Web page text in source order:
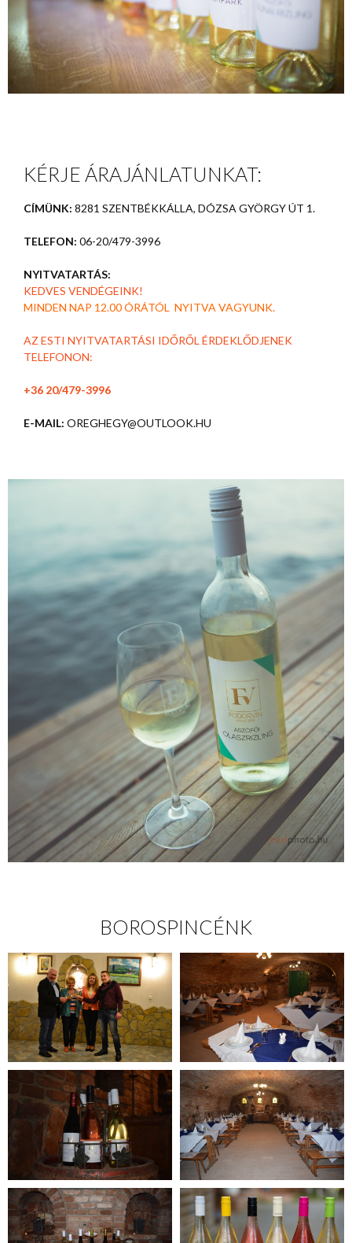
KÉRJE ÁRAJÁNLATUNKAT:
CÍMÜNK: 8281 SZENTBÉKKÁLLA, DÓZSA GYÖRGY ÚT 1.
TELEFON: 06-20/479-3996
NYITVATARTÁS:
KEDVES VENDÉGEINK!
MINDEN NAP 12.00 ÓRÁTÓL NYITVA VAGYUNK.
AZ ESTI NYITVATARTÁSI IDŐRŐL ÉRDEKLŐDJENEK
TELEFONON:
+36 20/479-3996
E-MAIL: OREGHEGY@OUTLOOK.HU
BOROSPINCÉNK